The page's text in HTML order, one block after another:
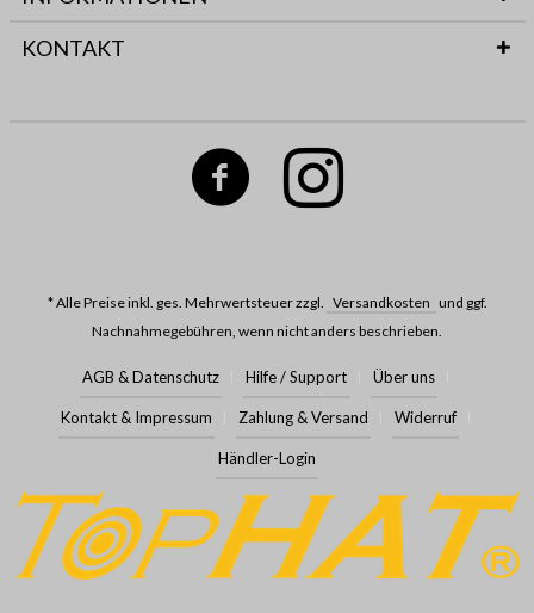
KONTAKT
* Alle Preise inkl. ges. Mehrwertsteuer zzgl. Versandkosten und ggf.
Nachnahmegebühren, wenn nicht anders beschrieben.
AGB & Datenschutz Hilfe / Support Über uns
Kontakt & Impressum Zahlung & Versand Widerruf
Händler-Login